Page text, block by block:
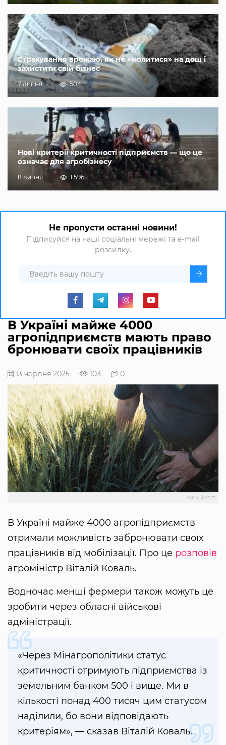
Страхування врожаю, як не «молитися» на дощ і
захистити свій бізнес
7 липня 504
Нові критерії критичності підприємств — що це
означає для агробізнесу
8 липня 1 596
Не пропусти останні новини!
Підписуйся на наші соціальні мережі та e-mail
розсилку.
В Україні майже 4000
агропідприємств мають право
бронювати своїх працівників
13 червня 2025 103 0
Kurkul.com
В Україні майже 4000 агропідприємств
отримали можливість забронювати своїх
працівників від мобілізації. Про це розповів
агроміністр Віталій Коваль.
Водночас менші фермери також можуть це
зробити через обласні військові
адміністрації.
«Через Мінагрополітики статус
критичності отримують підприємства із
земельним банком 500 і вище. Ми в
кількості понад 400 тисяч цим статусом
наділили, бо вони відповідають
критеріям», — сказав Віталій Коваль.